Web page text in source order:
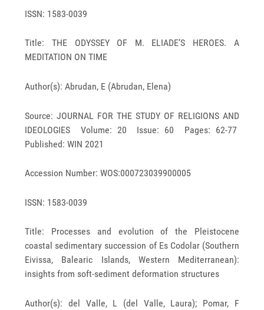
ISSN: 1583-0039
Title: THE ODYSSEY OF M. ELIADE’S HEROES. A
MEDITATION ON TIME
Author(s): Abrudan, E (Abrudan, Elena)
Source: JOURNAL FOR THE STUDY OF RELIGIONS AND
IDEOLOGIES Volume: 20 Issue: 60 Pages: 62-77
Published: WIN 2021
Accession Number: WOS:000723039900005
ISSN: 1583-0039
Title: Processes and evolution of the Pleistocene
coastal sedimentary succession of Es Codolar (Southern
Eivissa, Balearic Islands, Western Mediterranean):
insights from soft-sediment deformation structures
Author(s): del Valle, L (del Valle, Laura); Pomar, F